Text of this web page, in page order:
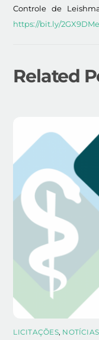
Controle de
https://bit.ly/2GX9DMe
Related
LICITAÇÕES, NOTÍCIAS